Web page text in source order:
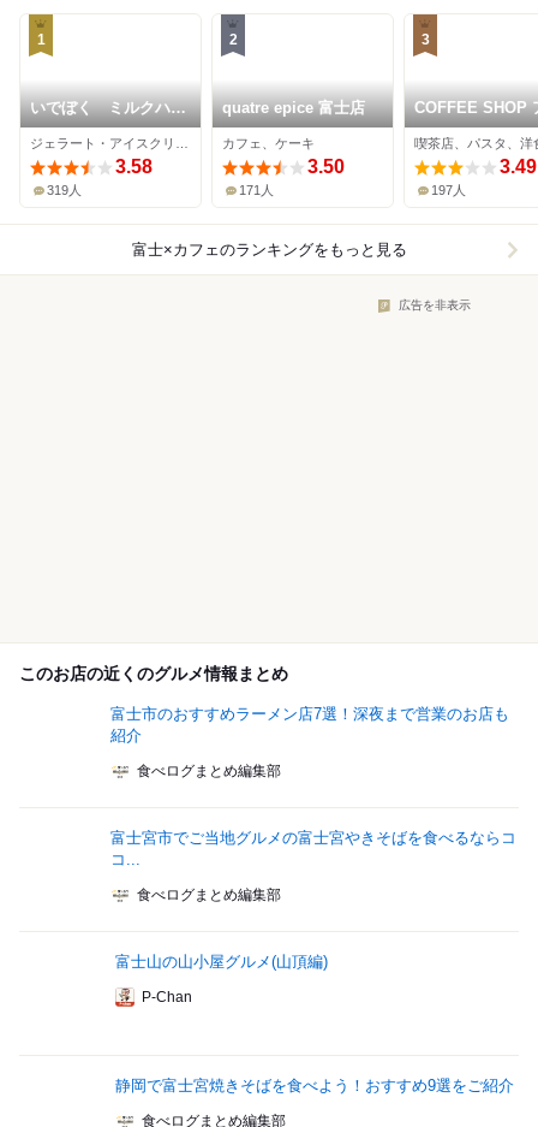
1
いでぼく ミルクハウ
ス
3.58
319人
2
quatre epice 富士店
カフェ、ケーキ
3.50
171人
3
COFFEE SHOP
ニス
喫茶店、パスタ、洋
3.49
197人
富士×カフェのランキングをもっと見る
広告を非表示
このお店の近くのグルメ情報まとめ
富士市のおすすめラーメン店7選！深夜まで営業のお店も
紹介
食べログまとめ編集部
富士宮市でご当地グルメの富士宮やきそばを食べるならコ
コ...
食べログまとめ編集部
富士山の山小屋グルメ(山頂編)
P-Chan
静岡で富士宮焼きそばを食べよう！おすすめ9選をご紹介
食べログまとめ編集部